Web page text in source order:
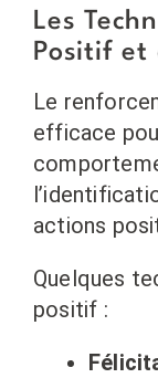
Les
Positif et
Le
efficace
actions
Quelques
positif :